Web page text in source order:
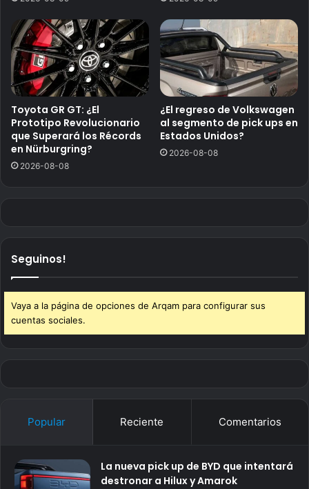
Toyota GR GT: ¿El
Prototipo Revolucionario
que Superará los Récords
en Nürburgring?
2026-08-08
¿El regreso de Volkswagen
al segmento de pick ups en
Estados Unidos?
2026-08-08
Seguinos!
Vaya a la página de opciones de Arqam para configurar sus
cuentas sociales.
Popular Reciente Comentarios
La nueva pick up de BYD que intentará
destronar a Hilux y Amarok